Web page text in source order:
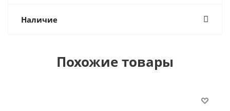
Наличие
Похожие товары